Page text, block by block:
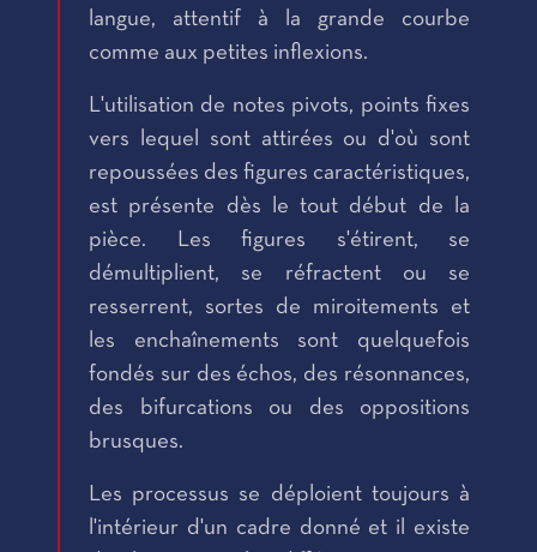
langue, attentif à la grande courbe
comme aux petites inflexions.
L'utilisation de notes pivots, points fixes
vers lequel sont attirées ou d'où sont
repoussées des figures caractéristiques,
est présente dès le tout début de la
pièce. Les figures s'étirent, se
démultiplient, se réfractent ou se
resserrent, sortes de miroitements et
les enchaînements sont quelquefois
fondés sur des échos, des résonnances,
des bifurcations ou des oppositions
brusques.
Les processus se déploient toujours à
l'intérieur d'un cadre donné et il existe